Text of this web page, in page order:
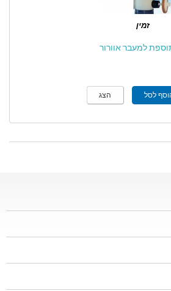
זמין
למעבר אוורור
לסל הצג